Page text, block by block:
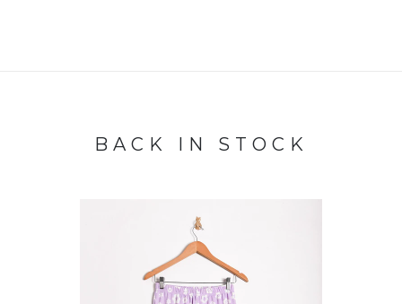
BACK IN STOCK